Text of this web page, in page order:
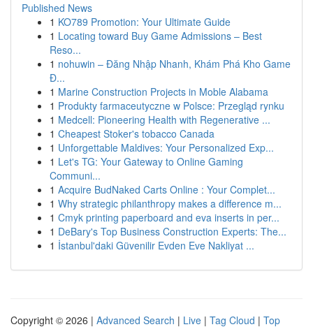
Published News
1 KO789 Promotion: Your Ultimate Guide
1 Locating toward Buy Game Admissions – Best
Reso...
1 nohuwin – Đăng Nhập Nhanh, Khám Phá Kho Game
Đ...
1 Marine Construction Projects in Moble Alabama
1 Produkty farmaceutyczne w Polsce: Przegląd rynku
1 Medcell: Pioneering Health with Regenerative ...
1 Cheapest Stoker's tobacco Canada
1 Unforgettable Maldives: Your Personalized Exp...
1 Let's TG: Your Gateway to Online Gaming
Communi...
1 Acquire BudNaked Carts Online : Your Complet...
1 Why strategic philanthropy makes a difference m...
1 Cmyk printing paperboard and eva inserts in per...
1 DeBary's Top Business Construction Experts: The...
1 İstanbul'daki Güvenilir Evden Eve Nakliyat ...
Copyright © 2026 | Advanced Search | Live | Tag Cloud | Top